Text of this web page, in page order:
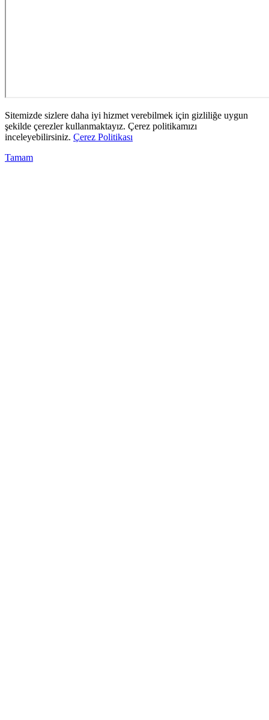
Sitemizde sizlere daha iyi hizmet verebilmek için gizliliğe uygun
şekilde çerezler kullanmaktayız. Çerez politikamızı
inceleyebilirsiniz. Çerez Politikası
Tamam